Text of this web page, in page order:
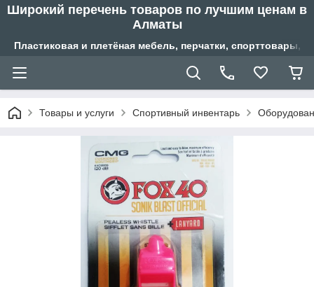
Широкий перечень товаров по лучшим ценам в
Алматы
Пластиковая и плетёная мебель, перчатки,
Товары и услуги Спортивный инвентарь